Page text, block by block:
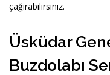
çağırabilirsiniz.
Üsküdar
Buzdolabı